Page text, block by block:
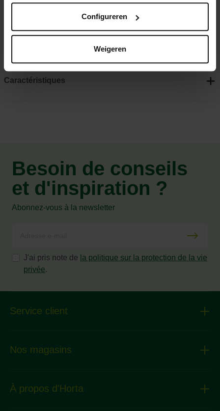
Configureren
Weigeren
Alèses super absorbants à 5 couches
Étanches et à séchage rapide
Caractéristiques
Besoin de conseils
et d'inspiration ?
Abonnez-vous à la newsletter
J'ai pris note de la politique sur la protection de la vie
privée.
Service client
Nos magasins
À propos d'Horta